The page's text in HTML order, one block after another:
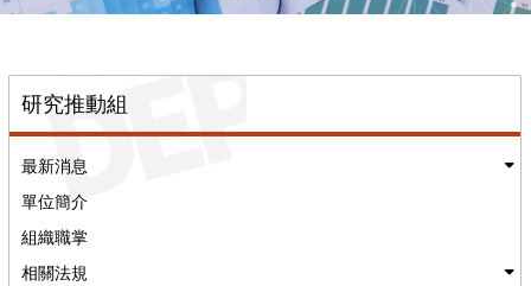
研究推動組
最新消息
單位簡介
組織職掌
相關法規